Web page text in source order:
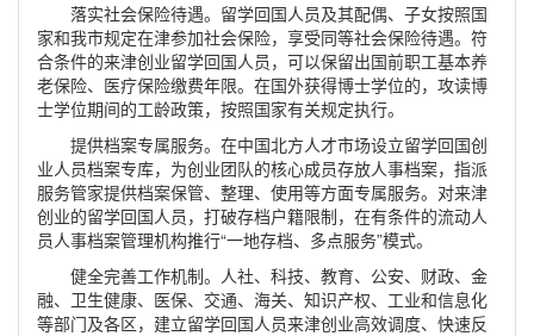
落实社会保险待遇。留学回国人员及其配偶、子女按照国
家和我市规定在津参加社会保险，享受同等社会保险待遇。符
合条件的来津创业留学回国人员，可以保留出国前职工基本养
老保险、医疗保险缴费年限。在国外获得博士学位的，攻读博
士学位期间的工龄政策，按照国家有关规定执行。
提供档案专属服务。在中国北方人才市场设立留学回国创
业人员档案专库，为创业团队的核心成员存放人事档案，指派
服务管家提供档案保管、整理、使用等方面专属服务。对来津
创业的留学回国人员，打破存档户籍限制，在有条件的流动人
员人事档案管理机构推行“一地存档、多点服务”模式。
健全完善工作机制。人社、科技、教育、公安、财政、金
融、卫生健康、医保、交通、海关、知识产权、工业和信息化
等部门及各区，建立留学回国人员来津创业高效调度、快速反